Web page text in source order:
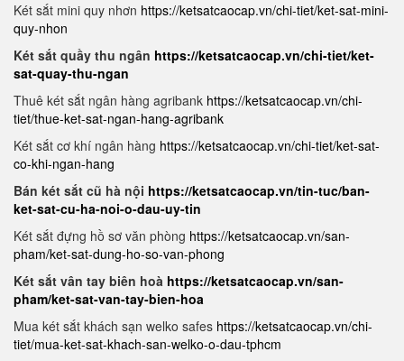
Két sắt mini quy nhơn https://ketsatcaocap.vn/chi-tiet/ket-sat-mini-
quy-nhon
Két sắt quầy thu ngân https://ketsatcaocap.vn/chi-tiet/ket-
sat-quay-thu-ngan
Thuê két sắt ngân hàng agribank https://ketsatcaocap.vn/chi-
tiet/thue-ket-sat-ngan-hang-agribank
Két sắt cơ khí ngân hàng https://ketsatcaocap.vn/chi-tiet/ket-sat-
co-khi-ngan-hang
Bán két sắt cũ hà nội https://ketsatcaocap.vn/tin-tuc/ban-
ket-sat-cu-ha-noi-o-dau-uy-tin
Két sắt đựng hồ sơ văn phòng https://ketsatcaocap.vn/san-
pham/ket-sat-dung-ho-so-van-phong
Két sắt vân tay biên hoà https://ketsatcaocap.vn/san-
pham/ket-sat-van-tay-bien-hoa
Mua két sắt khách sạn welko safes https://ketsatcaocap.vn/chi-
tiet/mua-ket-sat-khach-san-welko-o-dau-tphcm